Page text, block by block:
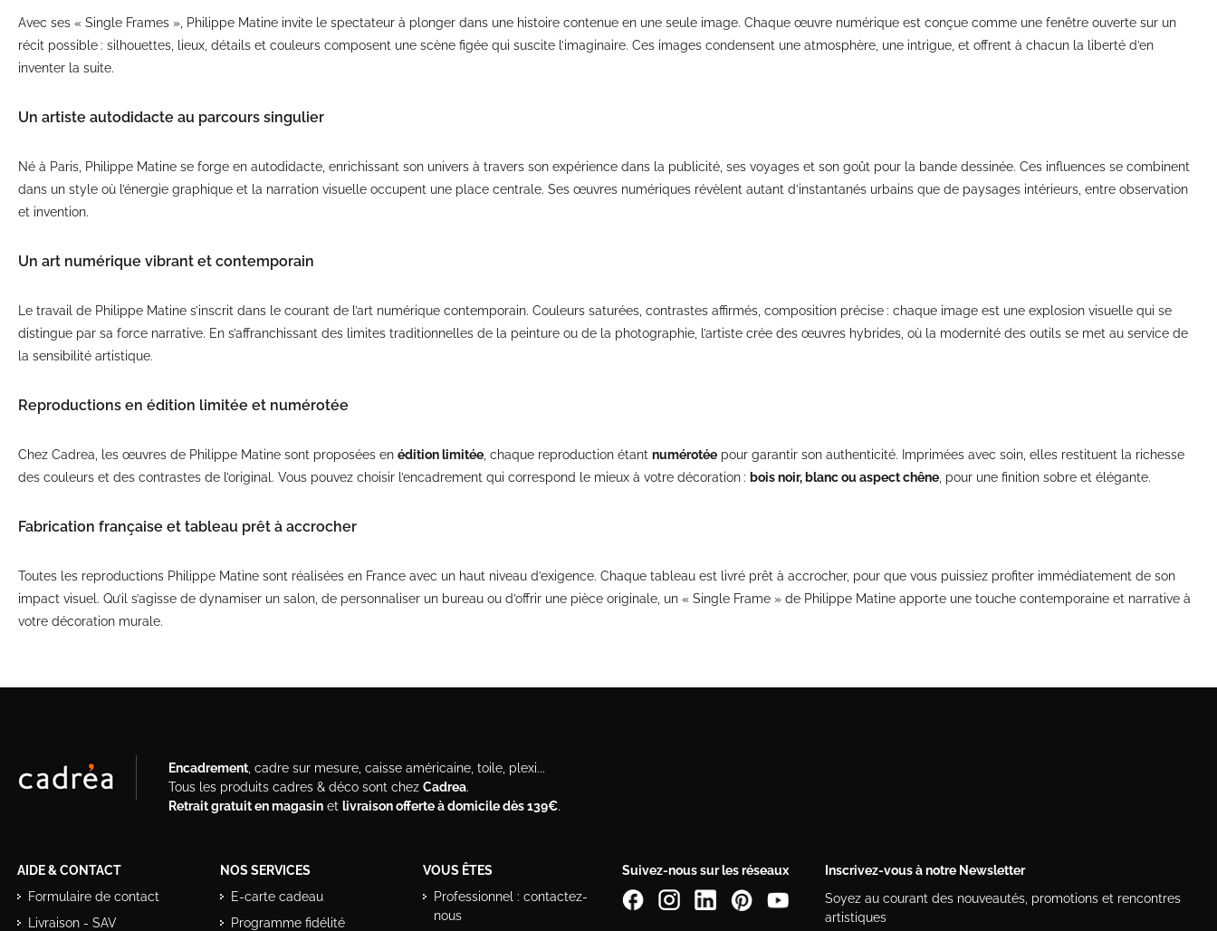
Avec ses « Single Frames », Philippe Matine invite le spectateur à plonger dans une histoire contenue en une seule image. Chaque œuvre numérique est conçue comme une fenêtre ouverte sur un
récit possible : silhouettes, lieux, détails et couleurs composent une scène figée qui suscite l’imaginaire. Ces images condensent une atmosphère, une intrigue, et offrent à chacun la liberté d’en
inventer la suite.
Un artiste autodidacte au parcours singulier
Né à Paris, Philippe Matine se forge en autodidacte, enrichissant son univers à travers son expérience dans la publicité, ses voyages et son goût pour la bande dessinée. Ces influences se combinent
dans un style où l’énergie graphique et la narration visuelle occupent une place centrale. Ses œuvres numériques révèlent autant d’instantanés urbains que de paysages intérieurs, entre observation
et invention.
Un art numérique vibrant et contemporain
Le travail de Philippe Matine s’inscrit dans le courant de l’art numérique contemporain. Couleurs saturées, contrastes affirmés, composition précise : chaque image est une explosion visuelle qui se
distingue par sa force narrative. En s’affranchissant des limites traditionnelles de la peinture ou de la photographie, l’artiste crée des œuvres hybrides, où la modernité des outils se met au service de
la sensibilité artistique.
Reproductions en édition limitée et numérotée
Chez Cadrea, les œuvres de Philippe Matine sont proposées enédition limitée, chaque reproduction étantnumérotée pour garantir son authenticité. Imprimées avec soin, elles restituent la richesse
des couleurs et des contrastes de l’original. Vous pouvez choisir l’encadrement qui correspond le mieux à votre décoration : bois noir, blanc ou aspect chêne, pour une finition sobre et élégante.
Fabrication française et tableau prêt à accrocher
Toutes les reproductions Philippe Matine sont réalisées en France avec un haut niveau d’exigence. Chaque tableau est livré prêt à accrocher, pour que vous puissiez profiter immédiatement de son
impact visuel. Qu’il s’agisse de dynamiser un salon, de personnaliser un bureau ou d’offrir une pièce originale, un « Single Frame » de Philippe Matine apporte une touche contemporaine et narrative à
votre décoration murale.
Encadrement, cadre sur mesure, caisse américaine, toile, plexi...
Tous les produits cadres & déco sont chez Cadrea.
Retrait gratuit en magasin et livraison offerte à domicile dès 139€.
AIDE & CONTACT
Formulaire de contact
Livraison - SAV
NOS SERVICES
E-carte cadeau
Programme fidélité
VOUS ÊTES
Professionnel : contactez-
nous
Suivez-nous sur les réseaux
Inscrivez-vous à notre Newsletter
Soyez au courant des nouveautés, promotions et rencontres
artistiques